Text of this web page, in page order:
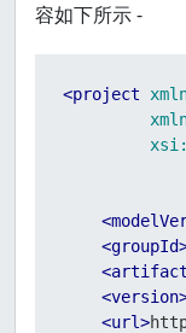
容如下所示 -
<project
<
<groupId
<
<version
<url>